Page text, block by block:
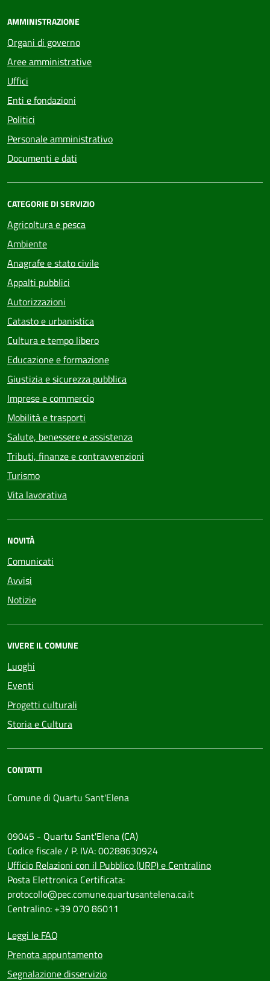
AMMINISTRAZIONE
Organi di governo
Aree amministrative
Uffici
Enti e fondazioni
Politici
Personale amministrativo
Documenti e dati
CATEGORIE DI SERVIZIO
Agricoltura e pesca
Ambiente
Anagrafe e stato civile
Appalti pubblici
Autorizzazioni
Catasto e urbanistica
Cultura e tempo libero
Educazione e formazione
Giustizia e sicurezza pubblica
Imprese e commercio
Mobilità e trasporti
Salute, benessere e assistenza
Tributi, finanze e contravvenzioni
Turismo
Vita lavorativa
NOVITÀ
Comunicati
Avvisi
Notizie
VIVERE IL COMUNE
Luoghi
Eventi
Progetti culturali
Storia e Cultura
CONTATTI
Comune di Quartu Sant'Elena
09045 - Quartu Sant'Elena (CA)
Codice fiscale / P. IVA: 00288630924
Ufficio Relazioni con il Pubblico (URP) e Centralino
Posta Elettronica Certificata:
protocollo@pec.comune.quartusantelena.ca.it
Centralino: +39 070 86011
Leggi le FAQ
Prenota appuntamento
Segnalazione disservizio